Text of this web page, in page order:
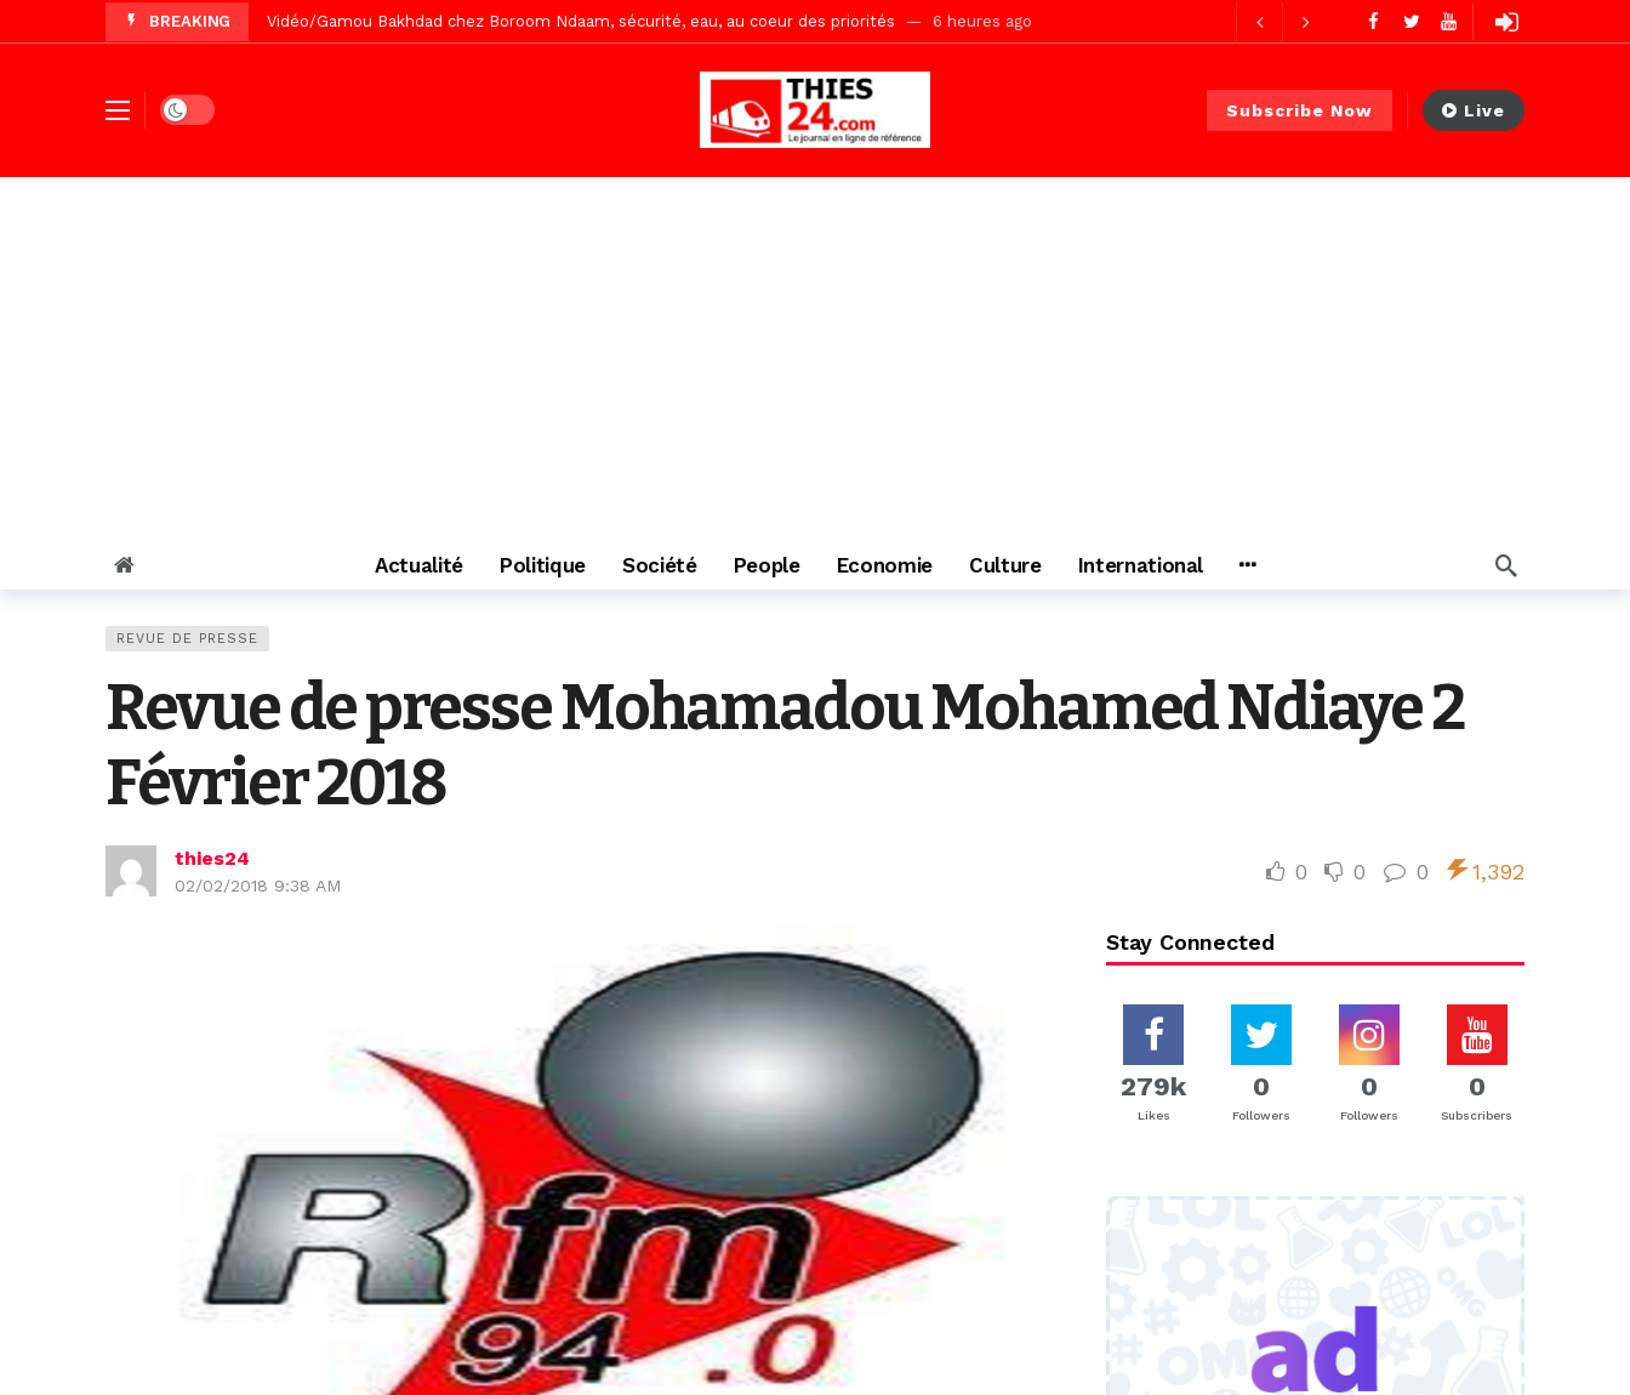
BREAKING Vidéo/Magal Serigne Abdoulaye Yakhine, le Comité d’organisation dévoile ses priorités 6 heures ago
Tivaouane/L’hôpital Seydi El Hadji Malick Sy reçoit ses premiers malades lundi 10 Août
Recomposition politique : l’alternative sénégalaise ne peut se réduire au seul libéralisme (Lamine Diouck PS)
Vidéo/ Gamou de Keur Mame El Hadji, l’appel du Khalif Général 1 jour ago
Dark mode Subscribe Now Live
Actualité Politique Société People Economie Culture International
REVUE DE PRESSE
Revue de presse Mohamadou Mohamed Ndiaye 2
Février 2018
thies24
02/02/2018 9:38 AM
0 0 0 1,392
Stay Connected
279k
Likes
0
Followers
0
Followers
0
Subscribers